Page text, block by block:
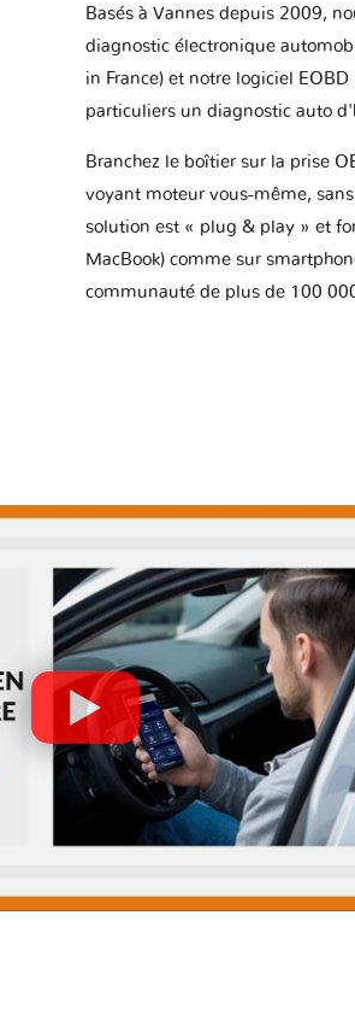
Basés à Vannes depuis 2009,
diagnostic électronique
in France) et notre logiciel
particuliers un diagnostic auto
Branchez le boîtier sur la prise
voyant moteur vous-même,
solution est « plug & play » et
MacBook) comme sur
communauté de plus de 100